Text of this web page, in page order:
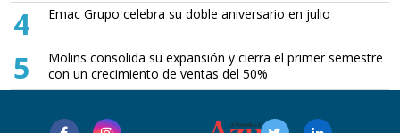
4 Emac Grupo celebra su doble aniversario en julio
5
Molins consolida su expansión y cierra el primer semestre
con un crecimiento de ventas del 50%